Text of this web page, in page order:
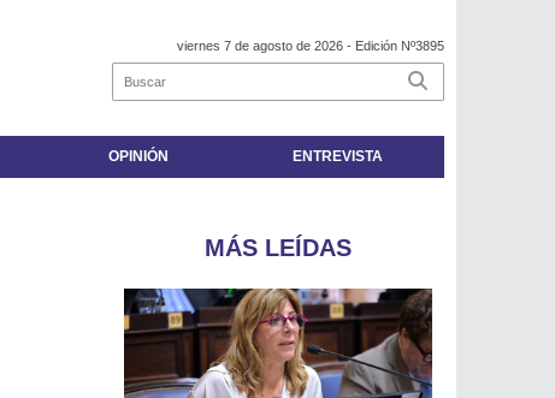
viernes 7 de agosto de 2026 - Edición Nº3895
OPINIÓN ENTREVISTA
MÁS LEÍDAS